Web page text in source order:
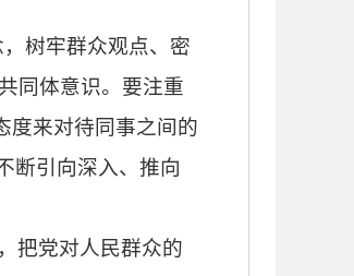
树牢群众观点、密
同体意识。要注重
度来对待同事之间的
断引向深入、推向
把党对人民群众的